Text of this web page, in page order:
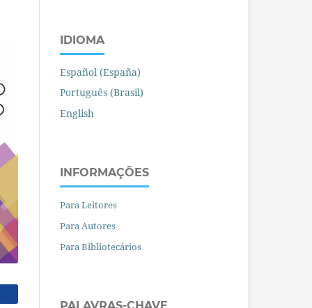
IDIOMA
Español (España)
Português (Brasil)
English
INFORMAÇÕES
Para Leitores
Para Autores
Para Bibliotecários